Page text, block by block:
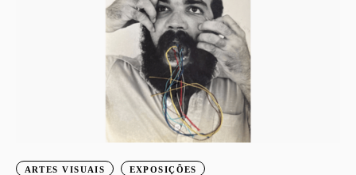
ARTES VISUAIS EXPOSIÇÕES